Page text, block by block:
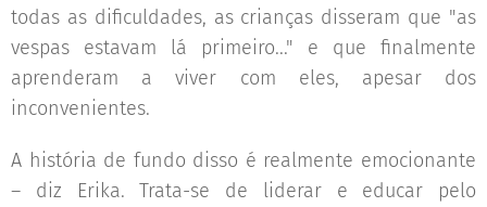
todas as dificuldades, as crianças disseram que "as
vespas estavam lá primeiro..." e que finalmente
aprenderam a viver com eles, apesar dos
inconvenientes.
A história de fundo disso é realmente emocionante
– diz Erika. Trata-se de liderar e educar pelo